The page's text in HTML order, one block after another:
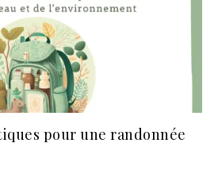
pour une randonnée